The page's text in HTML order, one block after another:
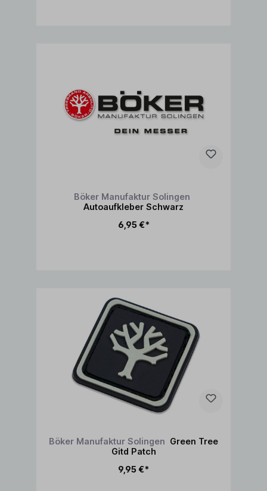
Böker Manufaktur Solingen
Autoaufkleber Schwarz
6,95 €*
Böker Manufaktur Solingen Green Tree
Gitd Patch
9,95 €*